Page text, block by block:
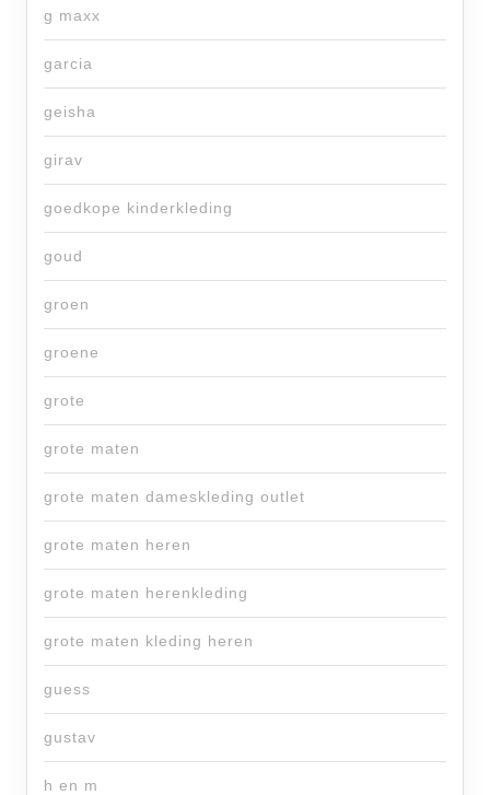
g maxx
garcia
geisha
girav
goedkope kinderkleding
goud
groen
groene
grote
grote maten
grote maten dameskleding outlet
grote maten heren
grote maten herenkleding
grote maten kleding heren
guess
gustav
h en m